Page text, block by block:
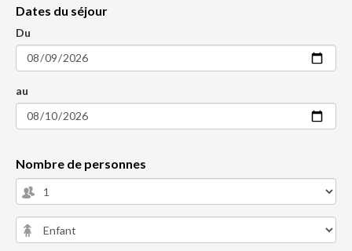
Dates du séjour
Du
au
Nombre de personnes